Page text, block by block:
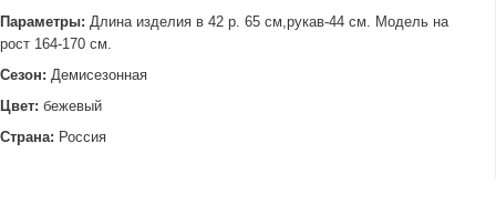
Параметры: Длина изделия в 42 р. 65 см,рукав-44 см. Модель на
рост 164-170 см.
Сезон: Демисезонная
Цвет: бежевый
Страна: Россия